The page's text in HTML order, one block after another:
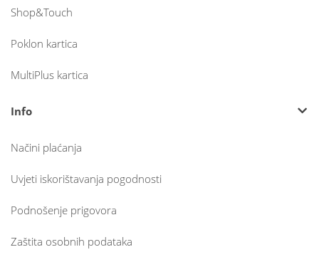
Shop&Touch
Poklon kartica
MultiPlus kartica
Info
Načini plaćanja
Uvjeti iskorištavanja pogodnosti
Podnošenje prigovora
Zaštita osobnih podataka